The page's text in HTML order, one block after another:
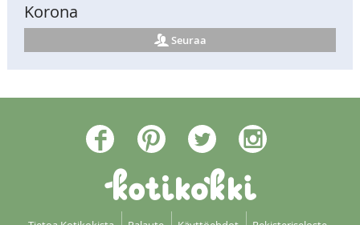
Korona
Seuraa